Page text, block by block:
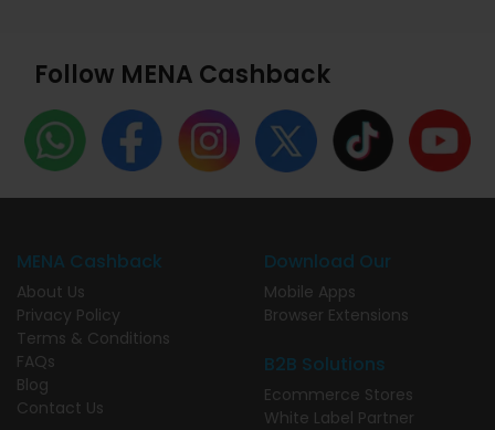
Follow MENA Cashback
MENA Cashback
About Us
Privacy Policy
Terms & Conditions
FAQs
Blog
Contact Us
Download Our
Mobile Apps
Browser Extensions
B2B Solutions
Ecommerce Stores
White Label Partner